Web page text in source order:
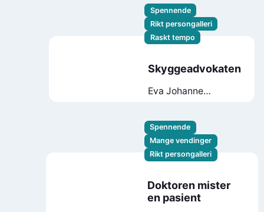
Spennende
Rikt persongalleri
Raskt tempo
Skyggeadvokaten
Eva Johanne
Spennende
Mange vendinger
Rikt persongalleri
Doktoren mister
en pasient